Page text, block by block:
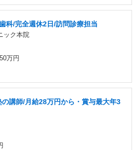
科/完全週休2日/訪問診療担当
ック本院
万円
の講師/月給28万円から・賞与最大年3